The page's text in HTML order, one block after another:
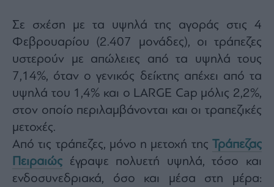
Lab
Mononews100
Εγγραφείτε
στο
Newsletter
του
mononews.gr
Σε σχέση με τα υψηλά της αγοράς στις 4
Φεβρουαρίου (2.407 μονάδες), οι τράπεζες
υστερούν με απώλειες από τα υψηλά τους
7,14%, όταν ο γενικός δείκτης απέχει από τα
υψηλά του 1,4% και ο LARGE Cap μόλις 2,2%,
στον οποίο περιλαμβάνονται και οι τραπεζικές
μετοχές.
Από τις τράπεζες, μόνο η μετοχή της Τράπεζας
Πειραιώς έγραψε πολυετή υψηλά, τόσο και
ενδοσυνεδριακά, όσο και μέσα στη μέρα: